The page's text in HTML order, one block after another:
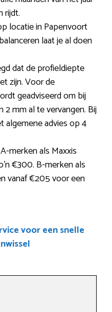
rijdt.
locatie in Papenvoort
laat je al doen
dat de profieldiepte
zijn. Voor de
geadviseerd om bij
mm al te vervangen. Bij
algemene advies op 4
merken als Maxxis
€300. B-merken als
vanaf €205 voor een
voor een snelle